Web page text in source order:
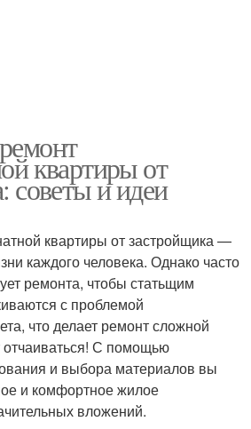
квартиры от
советы и идеи
квартиры от застройщика —
каждого человека. Однако часто
ремонта, чтобы статьщим
с проблемой
что делает ремонт сложной
отчаиваться! С помощью
и выбора материалов вы
и комфортное жилое
вложений.